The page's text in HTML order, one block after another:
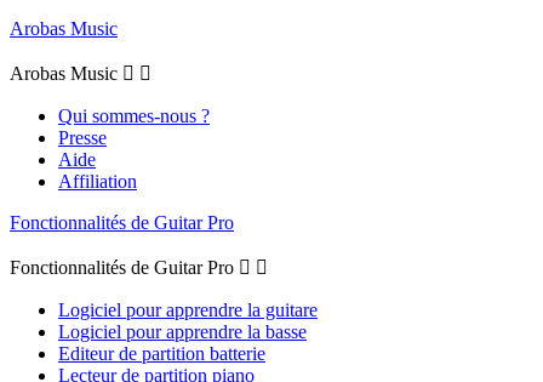
Arobas Music
Arobas Music  
Qui sommes-nous ?
Presse
Aide
Affiliation
Fonctionnalités de Guitar Pro
Fonctionnalités de Guitar Pro  
Logiciel pour apprendre la guitare
Logiciel pour apprendre la basse
Editeur de partition batterie
Lecteur de partition piano